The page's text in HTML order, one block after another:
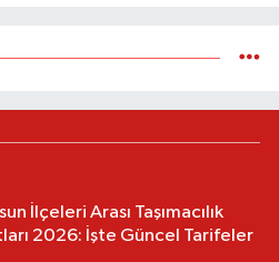
İlçeleri Arası Taşımacılık
2026: İşte Güncel Tarifeler